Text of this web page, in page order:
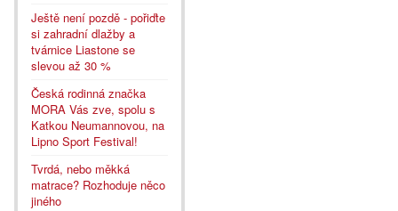
Ještě není pozdě - pořiďte
si zahradní dlažby a
tvárnice Liastone se
slevou až 30 %
Česká rodinná značka
MORA Vás zve, spolu s
Katkou Neumannovou, na
Lipno Sport Festival!
Tvrdá, nebo měkká
matrace? Rozhoduje něco
jiného